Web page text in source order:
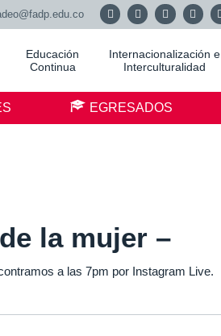
Educación
Continua
Internacionalización e
Interculturalidad
EGRESADOS
la mujer –
a las 7pm por Instagram Live.